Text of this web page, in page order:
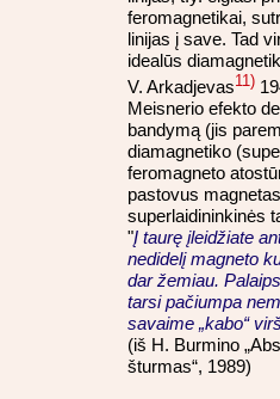
feromagnetikai,
linijas į save. Tad
idealūs
V. Arkadjevas11)
Meisnerio efekto
bandymą (jis
diamagnetiko
feromagneto
pastovus
superlaidininkinės
"Į taurę įleidžiate
nedidelį magneto
dar žemiau.
tarsi pačiumpa
savaime „kabo“
(iš H. Burmino
šturmas“, 1989)